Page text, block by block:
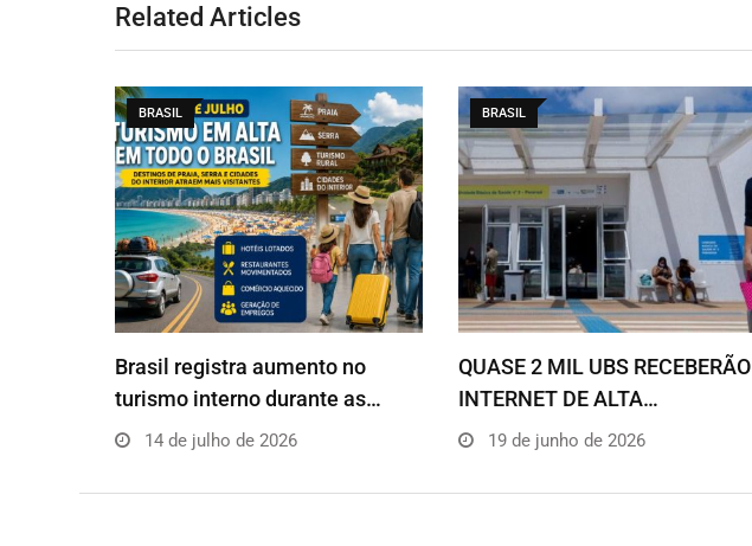
Related Articles
BRASIL
Brasil registra aumento no
turismo interno durante as…
14 de julho de 2026
BRASIL
QUASE 2 MIL UBS RECEBERÃO
INTERNET DE ALTA…
19 de junho de 2026